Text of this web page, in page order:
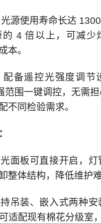
源使用寿命长达
4 倍以上，可减少
本。
配备遥控光强度调节
范围一键调控，无需
不同检验需求。
面板可直接开启，灯
整体结构，降低维护难
吊装、嵌入式两种安
适配现有棉花分级室